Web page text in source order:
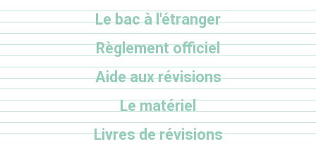
Le bac à l'étranger
Règlement officiel
Aide aux révisions
Le matériel
Livres de révisions